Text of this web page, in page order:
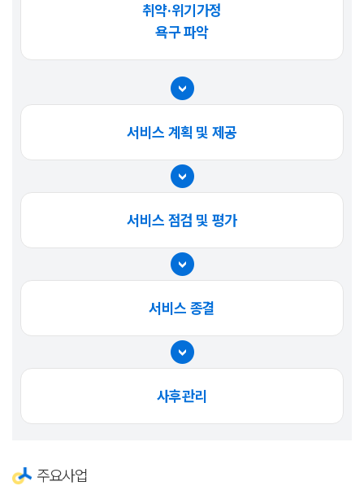
취약·위기가정
욕구 파악
서비스 계획 및 제공
서비스 점검 및 평가
서비스 종결
사후관리
주요사업